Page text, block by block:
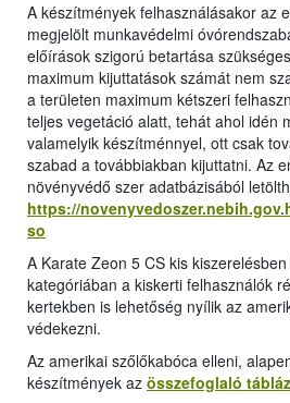
A készítmények felhasználásakor az
megjelölt munkavédelmi
előírások szigorú betartása
maximum kijuttatások számát nem
a területen maximum kétszeri
teljes vegetáció alatt, tehát ahol idén
valamelyik készítménnyel, ott csak
szabad a továbbiakban kijuttatni. Az
növényvédő szer adatbázisából
https://
so
A Karate Zeon 5 CS kis
kategóriában a kiskerti felhasználók
kertekben is lehetőség nyílik az
védekezni.
Az amerikai szőlőkabóca elleni,
készítmények az összefoglaló